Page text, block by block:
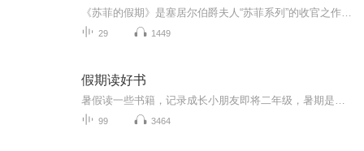
29 1449
假期读好书
99 3464